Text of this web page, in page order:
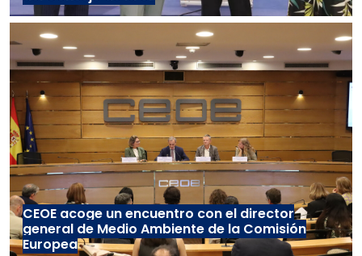
CEOE acoge un encuentro con el director
general de Medio Ambiente de la Comisión
Europea